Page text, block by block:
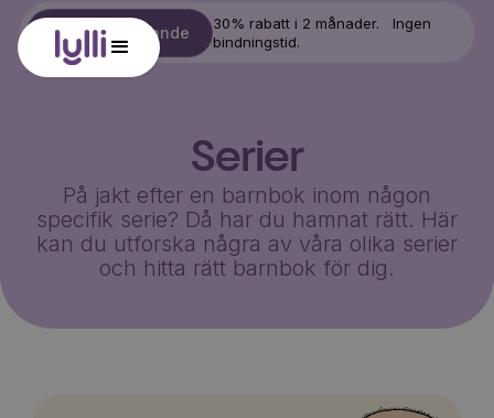
Starta erbjudande
30% rabatt i 2 månader. Ingen
bindningstid.
Serier
På jakt efter en barnbok inom någon
specifik serie? Då har du hamnat rätt. Här
kan du utforska några av våra olika serier
och hitta rätt barnbok för dig.